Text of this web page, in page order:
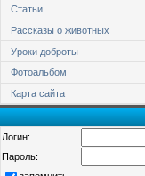
Статьи
Рассказы о животных
Уроки доброты
Фотоальбом
Карта сайта
Логин:
Пароль: